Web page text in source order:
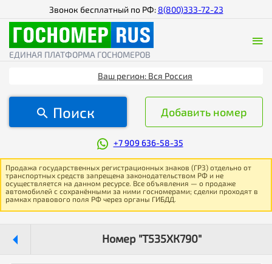
Звонок бесплатный по РФ: 8(800)333-72-23
ЕДИНАЯ ПЛАТФОРМА ГОСНОМЕРОВ
Ваш регион: Вся Россия
Поиск Добавить номер
+7 909 636-58-35
Продажа государственных регистрационных знаков (ГРЗ) отдельно от
транспортных средств запрещена законодательством РФ и не
осуществляется на данном ресурсе. Все объявления — о продаже
автомобилей с сохранёнными за ними госномерами; сделки проходят в
рамках правового поля РФ через органы ГИБДД.
Номер "Т535ХК790"